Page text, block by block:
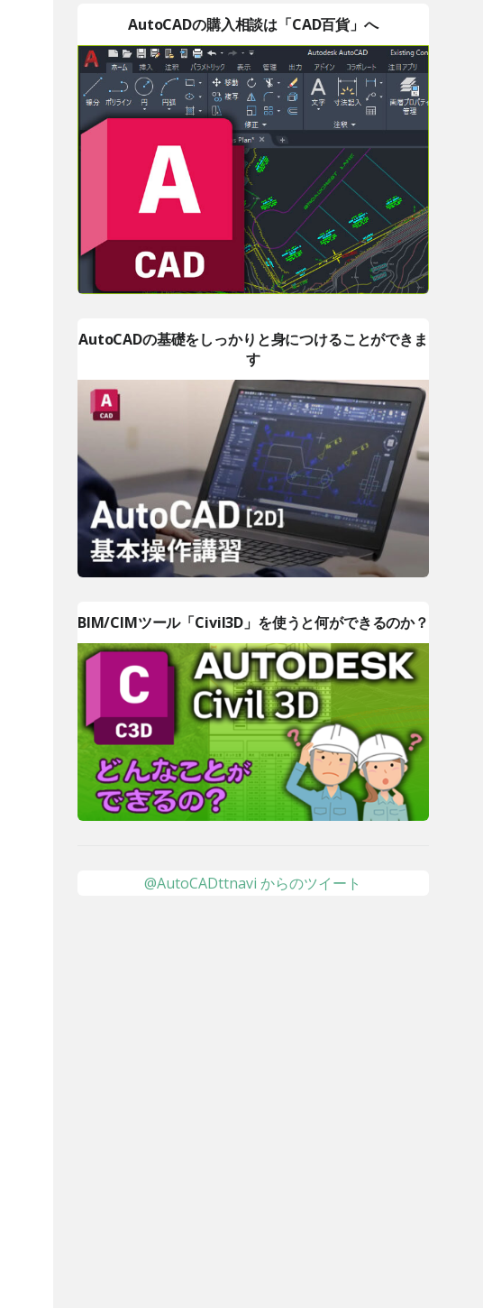
AutoCADの購入相談は「CAD百貨」へ
AutoCADの基礎をしっかりと身につけることができま
す
BIM/CIMツール「Civil3D」を使うと何ができるのか？
@AutoCADttnavi からのツイート